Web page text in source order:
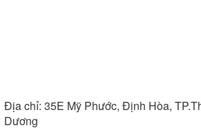
Địa chỉ: 35E Mỹ Phước, Định Hòa,
Dương